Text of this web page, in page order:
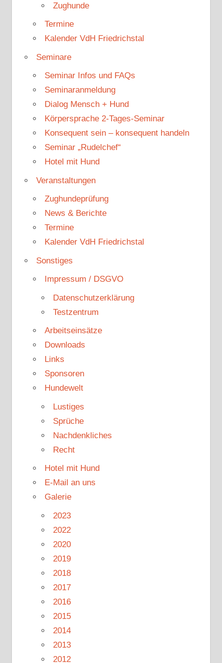
Zughunde
Termine
Kalender VdH Friedrichstal
Seminare
Seminar Infos und FAQs
Seminaranmeldung
Dialog Mensch + Hund
Körpersprache 2-Tages-Seminar
Konsequent sein – konsequent handeln
Seminar „Rudelchef“
Hotel mit Hund
Veranstaltungen
Zughundeprüfung
News & Berichte
Termine
Kalender VdH Friedrichstal
Sonstiges
Impressum / DSGVO
Datenschutzerklärung
Testzentrum
Arbeitseinsätze
Downloads
Links
Sponsoren
Hundewelt
Lustiges
Sprüche
Nachdenkliches
Recht
Hotel mit Hund
E-Mail an uns
Galerie
2023
2022
2020
2019
2018
2017
2016
2015
2014
2013
2012